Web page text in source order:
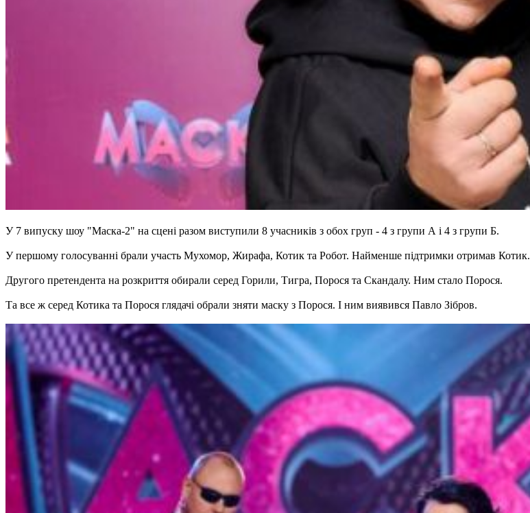
У 7 випуску шоу "Маска-2" на сцені разом виступили 8 учасників з обох груп - 4 з групи А і 4 з групи Б.
У першому голосуванні брали участь Мухомор, Жирафа, Котик та Робот. Найменше підтримки отримав Котик.
Другого претендента на розкриття обирали серед Горили, Тигра, Порося та Скандалу. Ним стало Порося.
Та все ж серед Котика та Порося глядачі обрали зняти маску з Порося. І ним виявився Павло Зібров.